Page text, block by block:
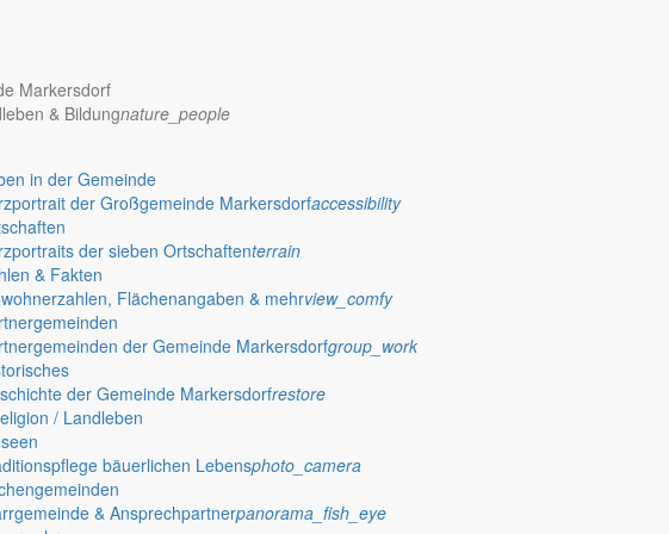
markersdorf.de
Markersdorf
& Bildungnature_people
in der Gemeinde
der Großgemeinde Markersdorfaccessibility
der sieben Ortschaftenterrain
& Fakten
Flächenangaben & mehrview_comfy
der Gemeinde Markersdorfgroup_work
der Gemeinde Markersdorfrestore
/ Landleben
bäuerlichen Lebensphoto_camera
& Ansprechpartnerpanorama_fish_eye